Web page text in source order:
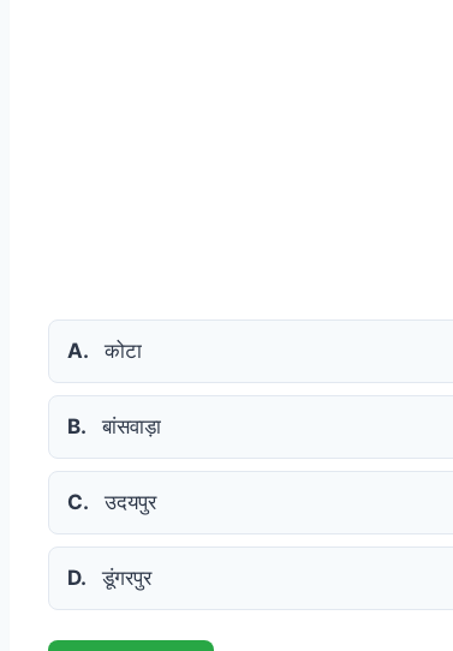
A. कोटा
B. बांसवाड़ा
C. उदयपुर
D. डूंगरपुर